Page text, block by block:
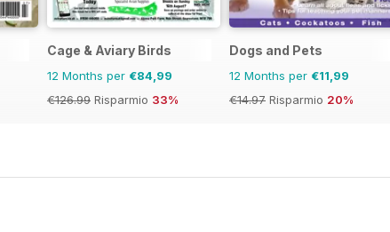
Cage & Aviary Birds
12 Months per €84,99
€126.99 Risparmio 33%
Dogs and Pets
12 Months per €11,99
€14.97 Risparmio 20%